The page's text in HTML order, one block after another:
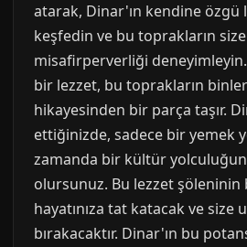
atarak, Dinar'ın kendine özgü
keşfedin ve bu toprakların
misafirperverliği
bir lezzet, bu toprakların
hikayesinden bir parça taşır.
ettiğinizde, sadece bir yemek
zamanda bir kültür
olursunuz. Bu lezzet şöleninin
hayatınıza tat katacak ve size
bırakacaktır. Dinar'ın bu